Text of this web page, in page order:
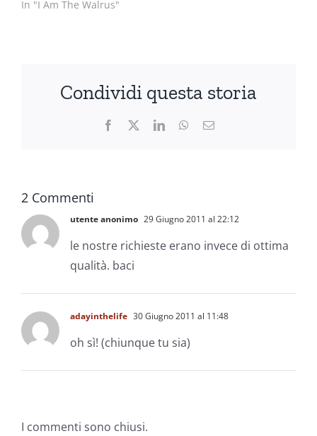
In "I Am The Walrus"
Condividi questa storia
Facebook LinkedInWhatsApp
Email
2 Commenti
utente anonimo 29 Giugno 2011 al 22:12
le nostre richieste erano invece di ottima
qualità. baci
adayinthelife 30 Giugno 2011 al 11:48
oh sì! (chiunque tu sia)
I commenti sono chiusi.